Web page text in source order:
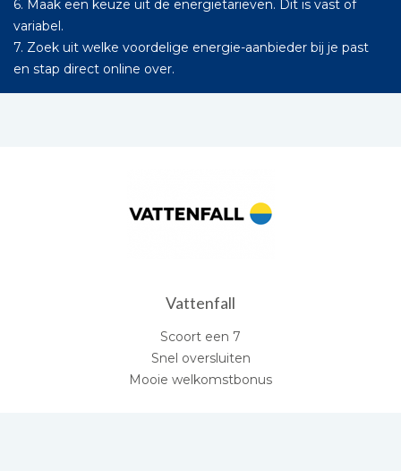
6. Maak een keuze uit de energietarieven. Dit is vast of
variabel.
7. Zoek uit welke voordelige energie-aanbieder bij je past
en stap direct online over.
Vattenfall
Scoort een 7
Snel oversluiten
Mooie welkomstbonus